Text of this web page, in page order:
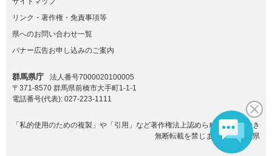
リンク・著作権・免責事項等
県へのお問い合わせ一覧
バナー広告お申し込みのご案内
群馬県庁
法人番号7000020100005
〒371-8570 群馬県前橋市大手町1-1-1
電話番号(代表): 027-223-1111
「私的使用のための複製」や「引用」など著作権法上認められた場合を除き
無断転載を禁じます。(C)群馬県